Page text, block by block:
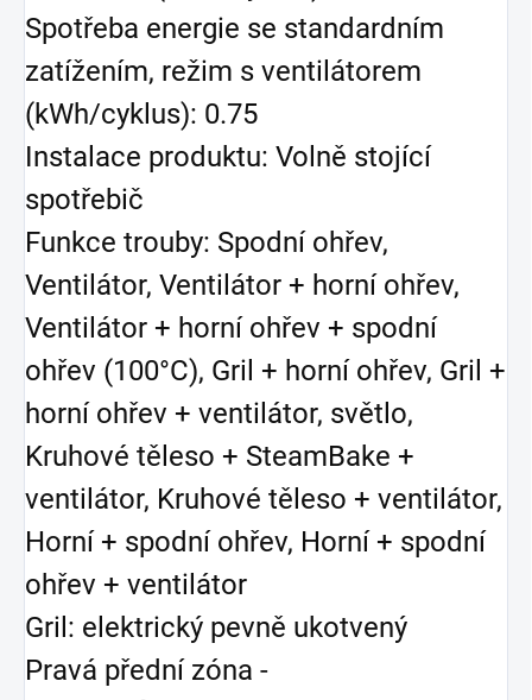
Spotřeba energie se standardním
zatížením, režim s ventilátorem
(kWh/cyklus): 0.75
Instalace produktu: Volně stojící
spotřebič
Funkce trouby: Spodní ohřev,
Ventilátor, Ventilátor + horní ohřev,
Ventilátor + horní ohřev + spodní
ohřev (100°C), Gril + horní ohřev, Gril +
horní ohřev + ventilátor, světlo,
Kruhové těleso + SteamBake +
ventilátor, Kruhové těleso + ventilátor,
Horní + spodní ohřev, Horní + spodní
ohřev + ventilátor
Gril: elektrický pevně ukotvený
Pravá přední zóna -